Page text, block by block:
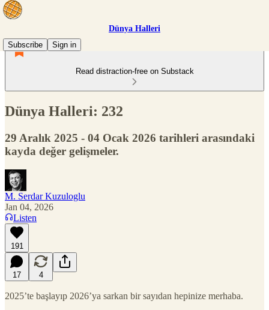
Dünya Halleri
Subscribe
Sign in
Read distraction-free on Substack
Dünya Halleri: 232
29 Aralık 2025 - 04 Ocak 2026 tarihleri arasındaki
kayda değer gelişmeler.
M. Serdar Kuzuloglu
Jan 04, 2026
Listen
191
17 4
2025’te başlayıp 2026’ya sarkan bir sayıdan hepinize merhaba.